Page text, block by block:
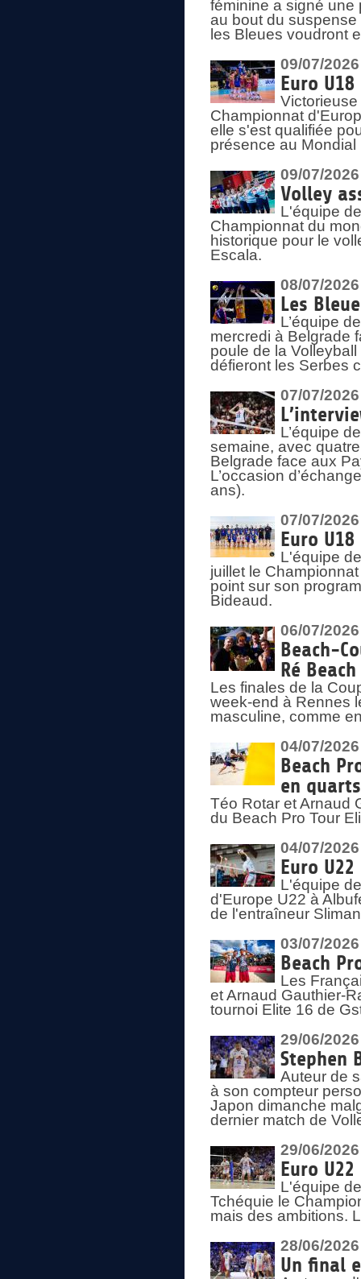
féminine a signé une
au bout du
les Bleues voudront
09/07/2026
Euro
Championnat
elle s'est qualifiée
présence au
09/07/2026
Volley
L'équipe
Championnat du
historique pour le
Escala.
08/07/2026
Les
L’équipe
mercredi à Belgrade
poule de la
défieront les Serbes
07/07/2026
L’équipe
semaine, avec
Belgrade face aux
L’occasion
ans).
07/07/2026
Euro
L'équipe
juillet le
point sur son
Bideaud.
06/07/2026
Beach-
Ré
Les finales de la
week-end à Rennes
masculine, comme
04/07/2026
Beach
en quarts
Téo Rotar et Arnaud
du Beach Pro Tour
04/07/2026
Euro
L'équipe
d'Europe U22 à
de l'entraîneur
03/07/2026
Beach
Les
et Arnaud Gauthier-
tournoi Elite 16 de
29/06/2026
Stephen
Auteur de
à son compteur
Japon dimanche
dernier match de
29/06/2026
Euro
L'équipe
Tchéquie le
mais des ambitions.
28/06/2026
Un final